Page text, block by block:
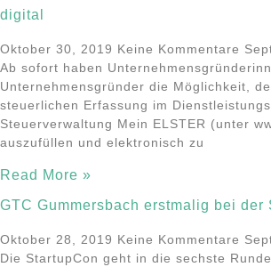
digital
Oktober 30, 2019 Keine Kommentare
Ab sofort haben
Unternehmensgründer die Möglichkeit,
steuerlichen Erfassung im
Steuerverwaltung Mein ELSTER (unter
auszufüllen und elektronisch zu
Read More »
GTC Gummersbach erstmalig bei der
Oktober 28, 2019 Keine Kommentare
Die StartupCon geht in die sechste